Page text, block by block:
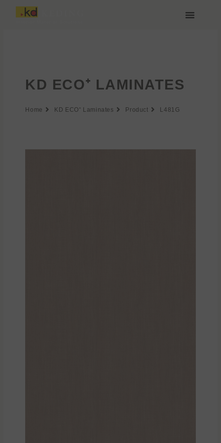
Inhalt
KD ECO⁺ LAMINATES
Home KD ECO⁺ Laminates Product L481G